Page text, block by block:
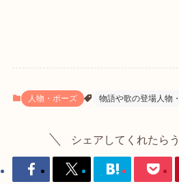
人物・ポーズ 物語や歌の登場人物
シェアしてくれたら